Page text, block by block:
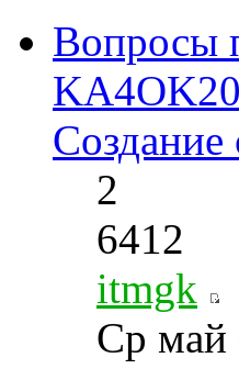
Вопросы
Создание
2
6412
itmgk
Ср май